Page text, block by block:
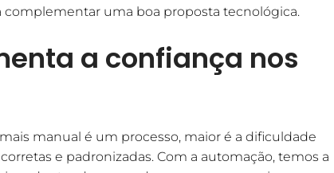
uma boa proposta tecnológica.
a confiança nos
manual é um processo, maior é a dificuldade
e padronizadas. Com a automação, temos a